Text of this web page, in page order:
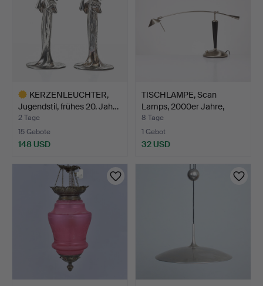
KERZENLEUCHTER,
Jugendstil, frühes 20. Jah…
2 Tage
15 Gebote
148 USD
TISCHLAMPE, Scan
Lamps, 2000er Jahre,
gebü…
8 Tage
1 Gebot
32 USD